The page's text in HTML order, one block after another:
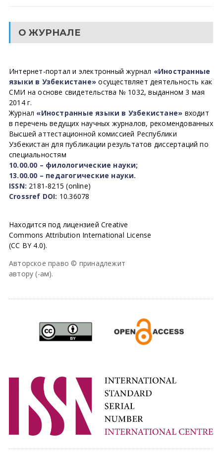
О ЖУРНАЛЕ
Интернет-портал и электронный журнал «Иностранные
языки в Узбекистане» осуществляет деятельность как
СМИ на основе свидетельства № 1032, выданном 3 мая
2014 г.
Журнал «Иностранные языки в Узбекистане» входит
в перечень ведущих научных журналов, рекомендованных
Высшей аттестационной комиссией Республики
Узбекистан для публикации результатов диссертаций по
специальностям
10.00.00 – филологические науки;
13.00.00 – педагогические науки.
ISSN: 2181-8215 (online)
Crossref DOI: 10.36078
Находится под лицензией Creative
Commons Attribution International License
(CC BY 4.0).
Авторское право © принадлежит
автору (-ам).